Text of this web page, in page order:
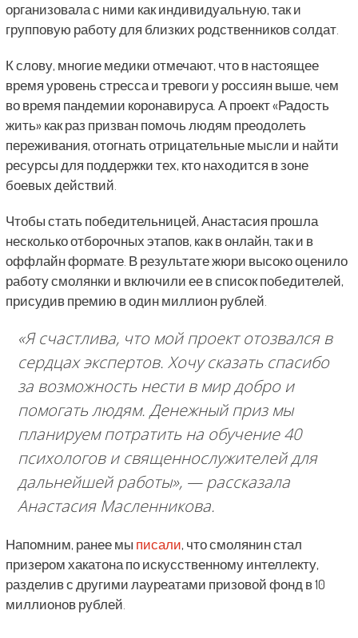
организовала с ними как индивидуальную, так и
групповую работу для близких родственников солдат.
К слову, многие медики отмечают, что в настоящее
время уровень стресса и тревоги у россиян выше, чем
во время пандемии коронавируса. А проект «Радость
жить» как раз призван помочь людям преодолеть
переживания, отогнать отрицательные мысли и найти
ресурсы для поддержки тех, кто находится в зоне
боевых действий.
Чтобы стать победительницей, Анастасия прошла
несколько отборочных этапов, как в онлайн, так и в
оффлайн формате. В результате жюри высоко оценило
работу смолянки и включили ее в список победителей,
присудив премию в один миллион рублей.
«Я счастлива, что мой проект отозвался в
сердцах экспертов. Хочу сказать спасибо
за возможность нести в мир добро и
помогать людям. Денежный приз мы
планируем потратить на обучение 40
психологов и священнослужителей для
дальнейшей работы», — рассказала
Анастасия Масленникова.
Напомним, ранее мы писали, что смолянин стал
призером хакатона по искусственному интеллекту,
разделив с другими лауреатами призовой фонд в 10
миллионов рублей.